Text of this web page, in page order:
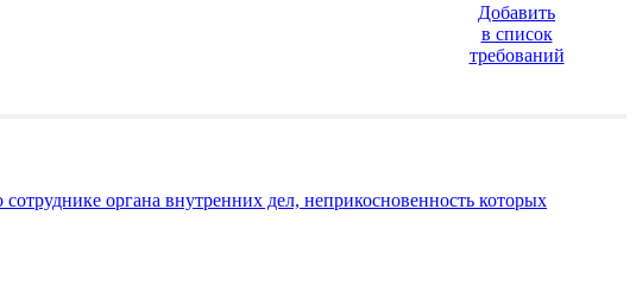
Добавить
в список
требований
органа внутренних дел, неприкосновенность которых